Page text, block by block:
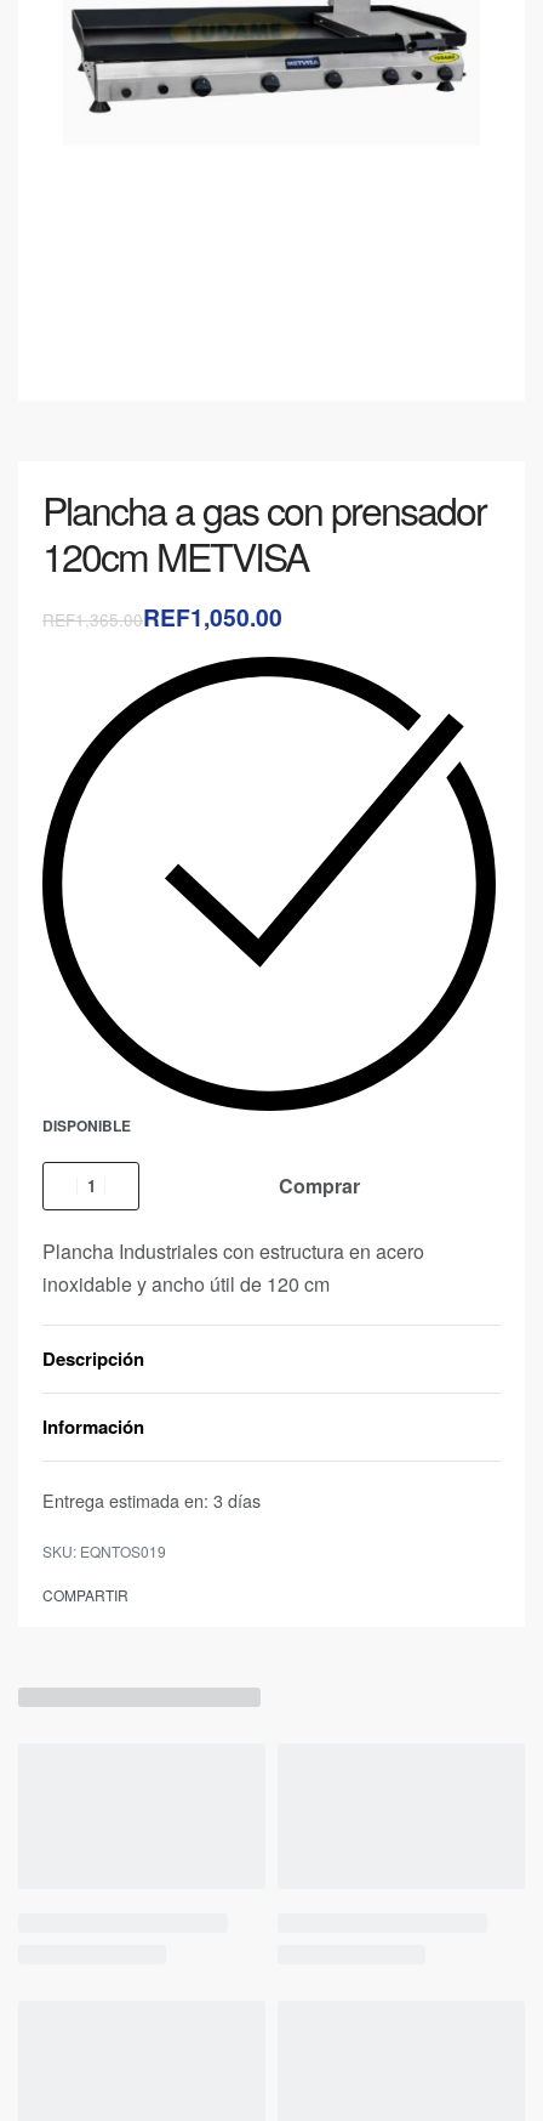
Plancha a gas con prensador
120cm METVISA
REF1,365.00REF1,050.00
DISPONIBLE
Comprar
Plancha Industriales con estructura en acero
inoxidable y ancho útil de 120 cm
Descripción
Información
Entrega estimada en: 3 días
EQNTOS019
COMPARTIR